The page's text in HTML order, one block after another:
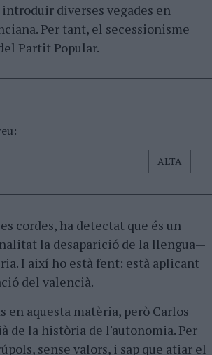
introduir diverses vegades en
Per tant, el secessionisme
Partit Popular.
cordes, ha detectat que és un
la desaparició de la llengua—
I així ho està fent: està aplicant
del valencià.
aquesta matèria, però Carlos
de la història de l'autonomia. Per
sense valors, i sap que atiar el